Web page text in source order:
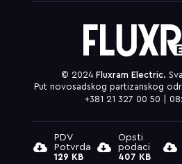
© 2024 Fluxram Electric.
Put novosadskog partizanskog
+381 21 327 00 50 |
PDV
Potvrda
129 KB
Opsti
podaci
407 KB